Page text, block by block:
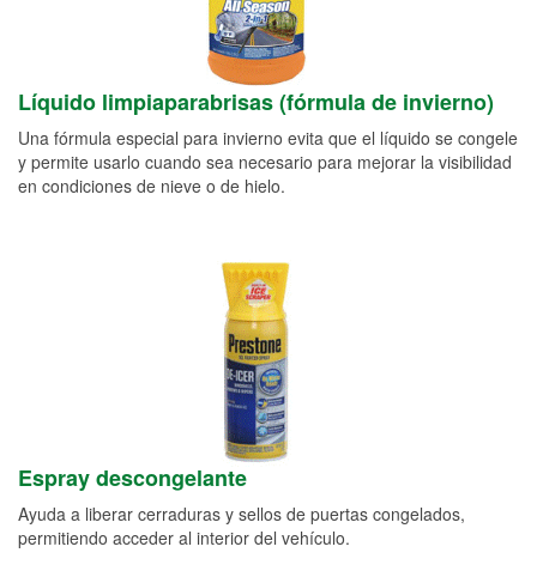
Líquido limpiaparabrisas (fórmula de invierno)
Una fórmula especial para invierno evita que el líquido se congele
y permite usarlo cuando sea necesario para mejorar la visibilidad
en condiciones de nieve o de hielo.
Espray descongelante
Ayuda a liberar cerraduras y sellos de puertas congelados,
permitiendo acceder al interior del vehículo.